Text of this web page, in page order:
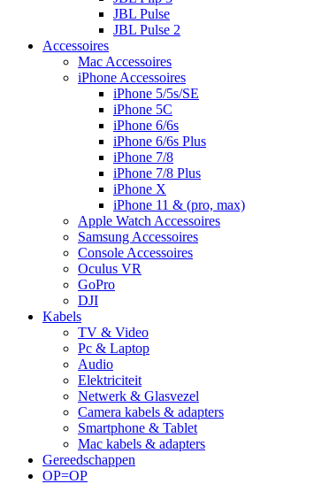
JBL Pulse
JBL Pulse 2
Accessoires
Mac Accessoires
iPhone Accessoires
iPhone 5/5s/SE
iPhone 5C
iPhone 6/6s
iPhone 6/6s Plus
iPhone 7/8
iPhone 7/8 Plus
iPhone X
iPhone 11 & (pro, max)
Apple Watch Accessoires
Samsung Accessoires
Console Accessoires
Oculus VR
GoPro
DJI
Kabels
TV & Video
Pc & Laptop
Audio
Elektriciteit
Netwerk & Glasvezel
Camera kabels & adapters
Smartphone & Tablet
Mac kabels & adapters
Gereedschappen
OP=OP